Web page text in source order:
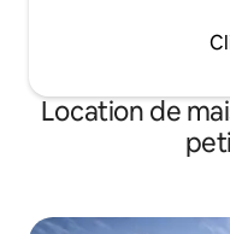
Location de